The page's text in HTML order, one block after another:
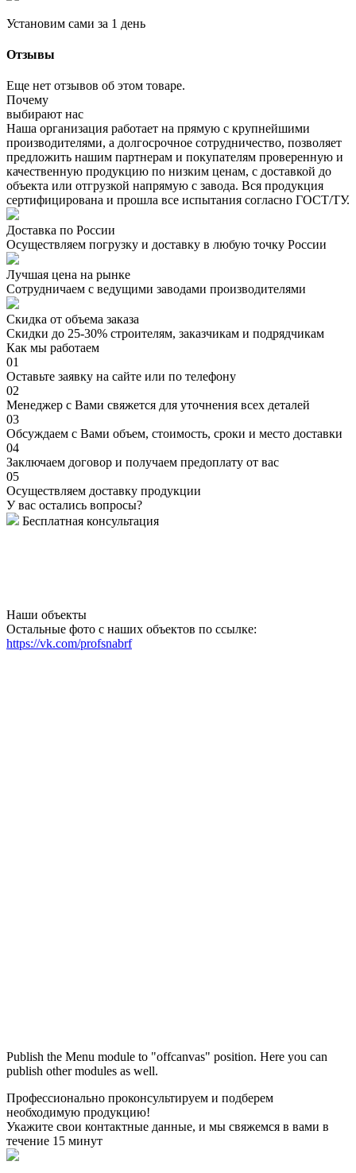
Установим сами за 1 день
Отзывы
Еще нет отзывов об этом товаре.
Почему
выбирают нас
Наша организация работает на прямую с крупнейшими
производителями, а долгосрочное сотрудничество, позволяет
предложить нашим партнерам и покупателям проверенную и
качественную продукцию по низким ценам, с доставкой до
объекта или отгрузкой напрямую с завода. Вся продукция
сертифицирована и прошла все испытания согласно ГОСТ/ТУ.
Доставка по России
Осуществляем погрузку и доставку в любую точку России
Лучшая цена на рынке
Сотрудничаем с ведущими заводами производителями
Скидка от объема заказа
Скидки до 25-30% строителям, заказчикам и подрядчикам
Как мы работаем
01
Оставьте заявку на сайте или по телефону
02
Менеджер с Вами свяжется для уточнения всех деталей
03
Обсуждаем с Вами объем, стоимость, сроки и место доставки
04
Заключаем договор и получаем предоплату от вас
05
Осуществляем доставку продукции
У вас остались вопросы?
Бесплатная консультация
Наши объекты
Остальные фото с наших объектов по ссылке:
https://vk.com/profsnabrf
Publish the Menu module to "offcanvas" position. Here you can
publish other modules as well.
М ● консультант ПРОФСНАБ
Профессионально проконсультируем и подберем
необходимую продукцию!
Укажите свои контактные данные, и мы свяжемся в вами в
течение 15 минут